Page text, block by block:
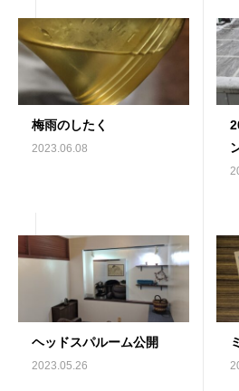
梅雨のしたく
2023.06.08
ヘッドスパルーム公開
2023.05.26